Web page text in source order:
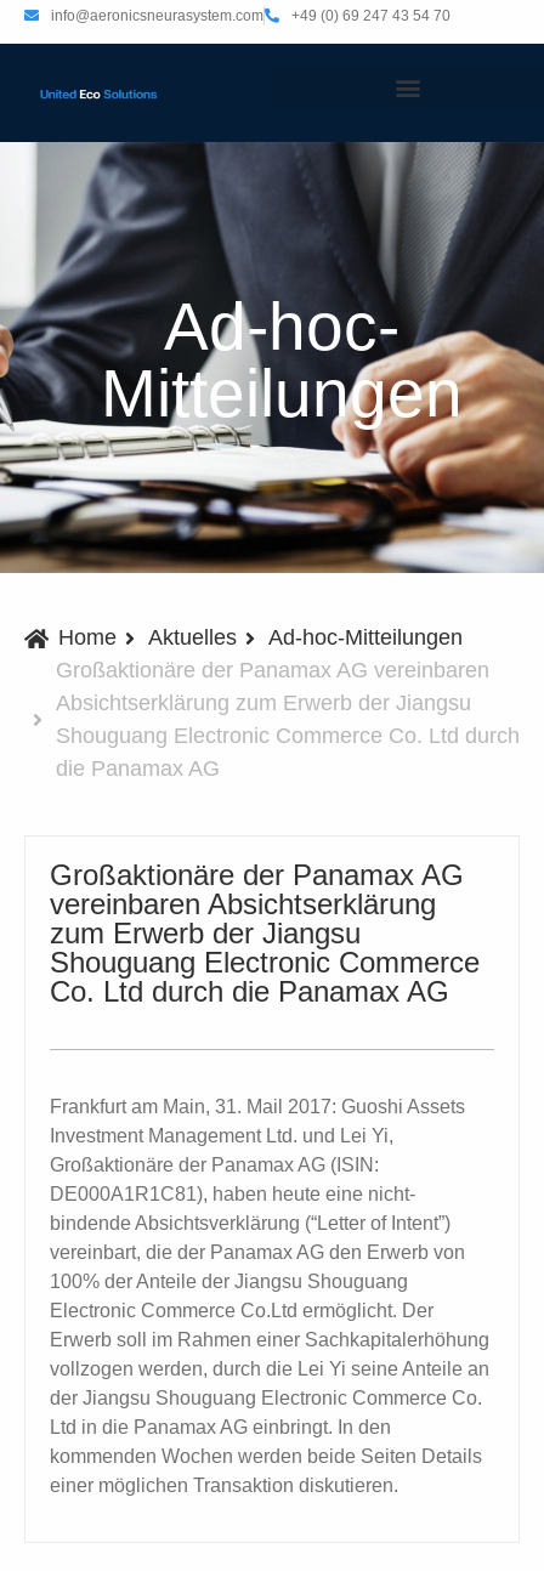
info@aeronicsneurasystem.com +49 (0) 69 247 43 54 70
Ad-hoc-
Mitteilungen
Home Aktuelles
Ad-hoc-Mitteilungen
Großaktionäre der Panamax AG vereinbaren
Absichtserklärung zum Erwerb der Jiangsu
Shouguang Electronic Commerce Co. Ltd durch
die Panamax AG
Großaktionäre der Panamax AG
vereinbaren Absichtserklärung
zum Erwerb der Jiangsu
Shouguang Electronic Commerce
Co. Ltd durch die Panamax AG
Frankfurt am Main, 31. Mail 2017: Guoshi Assets
Investment Management Ltd. und Lei Yi,
Großaktionäre der Panamax AG (ISIN:
DE000A1R1C81), haben heute eine nicht-
bindende Absichtsverklärung (“Letter of Intent”)
vereinbart, die der Panamax AG den Erwerb von
100% der Anteile der Jiangsu Shouguang
Electronic Commerce Co.Ltd ermöglicht. Der
Erwerb soll im Rahmen einer Sachkapitalerhöhung
vollzogen werden, durch die Lei Yi seine Anteile an
der Jiangsu Shouguang Electronic Commerce Co.
Ltd in die Panamax AG einbringt. In den
kommenden Wochen werden beide Seiten Details
einer möglichen Transaktion diskutieren.